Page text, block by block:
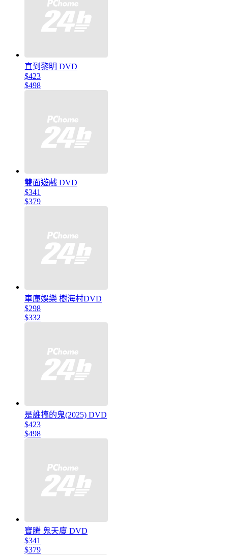
直到黎明 DVD
$423
$498
雙面遊戲 DVD
$341
$379
車庫娛樂 樹海村DVD
$298
$332
是誰搞的鬼(2025) DVD
$423
$498
寶騰 鬼天廈 DVD
$341
$379